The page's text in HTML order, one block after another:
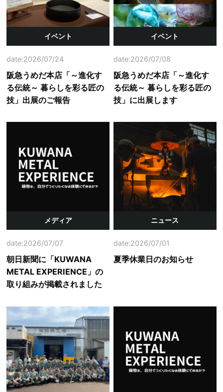
イベント
date:2026/07/24
阪急うめだ本店「～進化す
る伝統～ 暮らしを彩る匠の
技」出展のご報告
イベント
date:2026/07/08
阪急うめだ本店「～進化す
る伝統～ 暮らしを彩る匠の
技」に出展します
メディア
date:2026/07/07
朝日新聞に「KUWANA
METAL EXPERIENCE」の
取り組みが掲載されました
ニュース
date:2026/07/01
夏季休業日のお知らせ